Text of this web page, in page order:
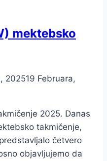
mektebsko
202519 Februara,
2025. Danas
takmičenje,
četvero
objavljujemo da